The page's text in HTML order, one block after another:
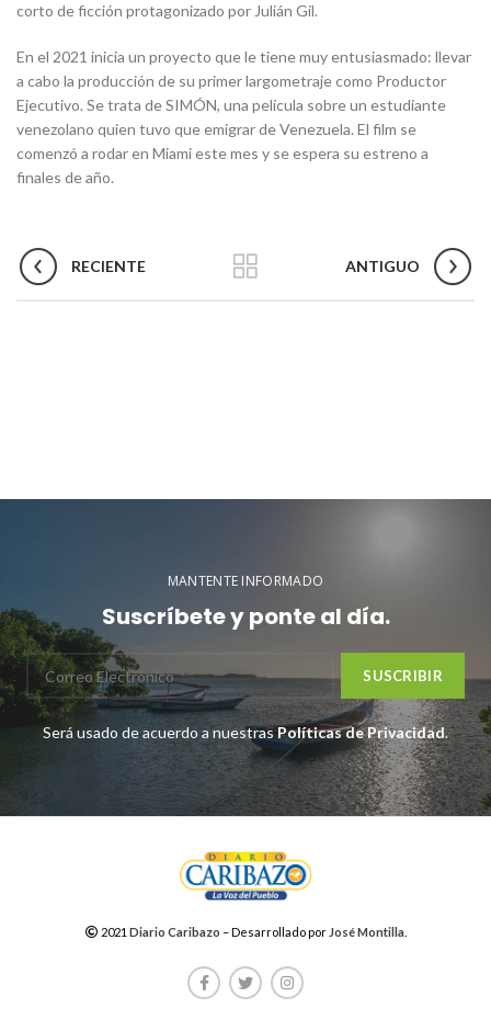
corto de ficción protagonizado por Julián Gil.
En el 2021 inicia un proyecto que le tiene muy entusiasmado: llevar
a cabo la producción de su primer largometraje como Productor
Ejecutivo. Se trata de SIMÓN, una película sobre un estudiante
venezolano quien tuvo que emigrar de Venezuela. El film se
comenzó a rodar en Miami este mes y se espera su estreno a
finales de año.
RECIENTE ANTIGUO
MANTENTE INFORMADO
Suscríbete y ponte al día.
Será usado de acuerdo a nuestrasPolíticas de Privacidad.
2021 Diario Caribazo – Desarrollado por José Montilla